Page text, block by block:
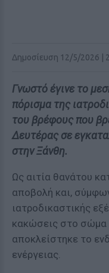
Δημοσίευση 12/5/2026 |
Γνωστό έγινε το
πόρισμα της
του βρέφους που
Δευτέρας σε
στην Ξάνθη.
Ως αιτία θανάτου
αποβολή και,
ιατροδικαστικής
κακώσεις στο σώμα
αποκλείστηκε το
ενέργειας.